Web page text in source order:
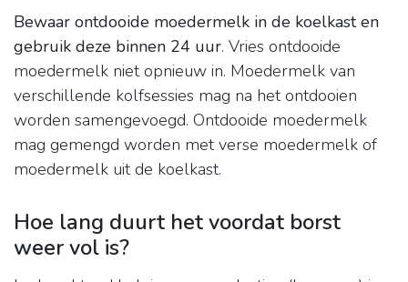
Bewaar ontdooide moedermelk in de koelkast en
gebruik deze binnen 24 uur. Vries ontdooide
moedermelk niet opnieuw in. Moedermelk van
verschillende kolfsessies mag na het ontdooien
worden samengevoegd. Ontdooide moedermelk
mag gemengd worden met verse moedermelk of
moedermelk uit de koelkast.
Hoe lang duurt het voordat borst
weer vol is?